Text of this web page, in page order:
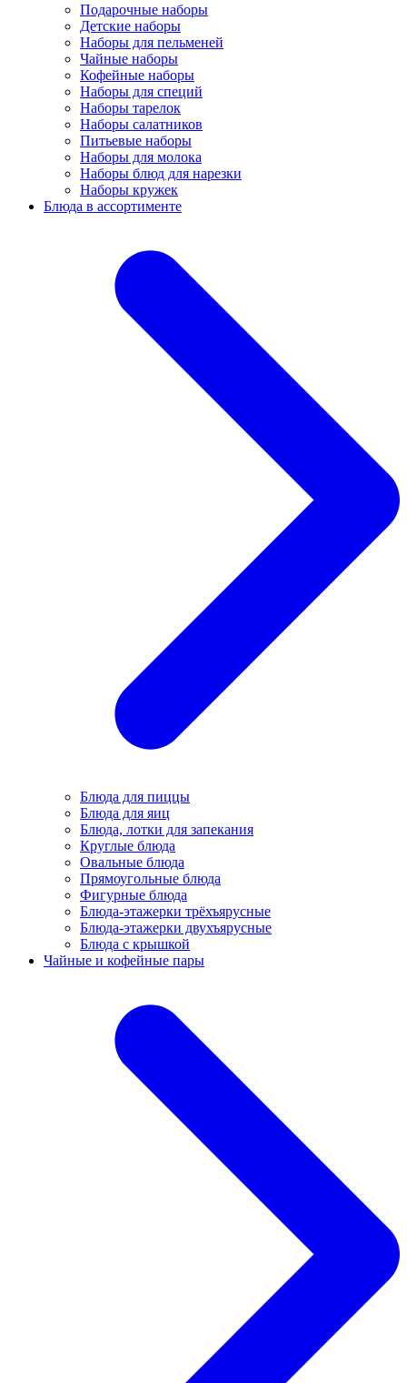
Подарочные наборы
Детские наборы
Наборы для пельменей
Чайные наборы
Кофейные наборы
Наборы для специй
Наборы тарелок
Наборы салатников
Питьевые наборы
Наборы для молока
Наборы блюд для нарезки
Наборы кружек
Блюда в ассортименте
Блюда для пиццы
Блюда для яиц
Блюда, лотки для запекания
Круглые блюда
Овальные блюда
Прямоугольные блюда
Фигурные блюда
Блюда-этажерки трёхъярусные
Блюда-этажерки двухъярусные
Блюда с крышкой
Чайные и кофейные пары